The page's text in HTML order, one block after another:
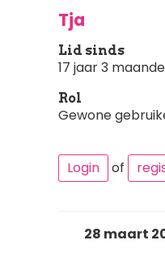
Tja
Lid sinds
17 jaar 3
Rol
Gewone
Login of
28 maart